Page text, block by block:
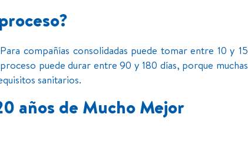
compañías consolidadas puede tomar entre 10 y 15
puede durar entre 90 y 180 días, porque muchas
sanitarios.
años de Mucho Mejor